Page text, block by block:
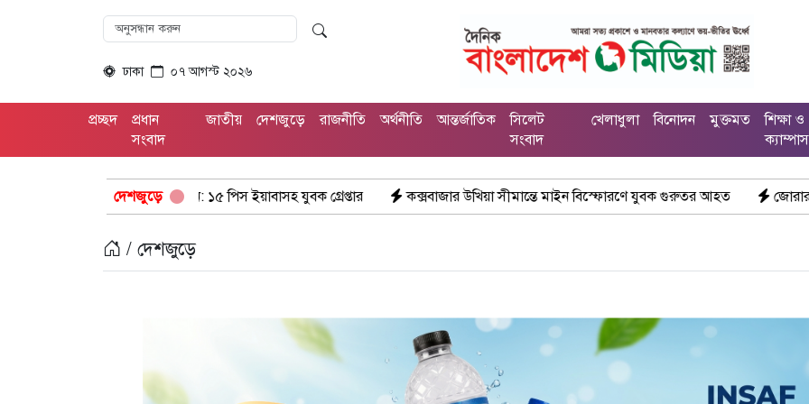
ঢাকা ০৭ আগস্ট ২০২৬
প্রচ্ছদ
প্রধান
সংবাদ
জাতীয় দেশজুড়ে রাজনীতি অর্থনীতি আন্তর্জাতিক
সিলেট
সংবাদ
খেলাধুলা বিনোদন মুক্তমত
শিক্ষা ও
ক্যাম্পাস
দেশজুড়ে
অভিযানে: ১৫ পিস ইয়াবাসহ যুবক গ্রেপ্তার কক্সবাজার উখিয়া সীমান্তে মাইন বিস্ফোরণে যুবক গুরুতর আহত জোরারগঞ্জ থানা পুলিশের
/ দেশজুড়ে